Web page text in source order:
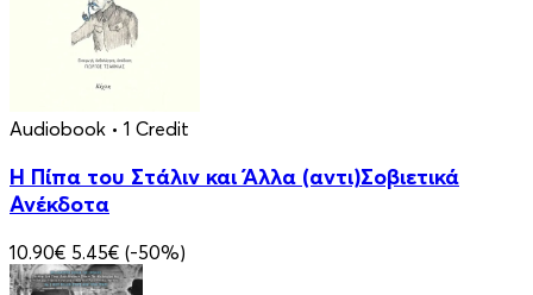
Audiobook • 1 Credit
Η Πίπα του Στάλιν και Άλλα (αντι)Σοβιετικά
Ανέκδοτα
10.90€ 5.45€ (-50%)